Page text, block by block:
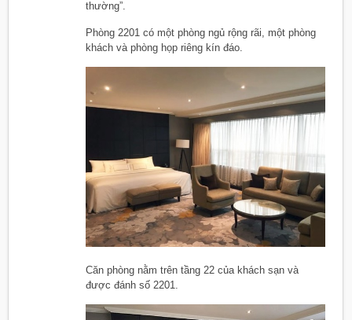
thường”.
Phòng 2201 có một phòng ngủ rộng rãi, một phòng
khách và phòng họp riêng kín đáo.
Căn phòng nằm trên tầng 22 của khách sạn và
được đánh số 2201.